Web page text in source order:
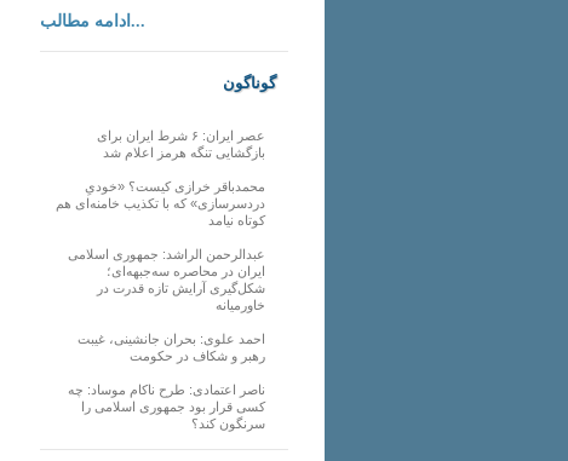
ادامه مطالب...
گوناگون
عصر ایران: ۶ شرط ایران برای
بازگشایی تنگه هرمز اعلام شد
محمدباقر خرازی کیست؟ «خودیِ
دردسرسازی» که با تکذیب خامنه‌ای هم
کوتاه نیامد
عبدالرحمن الراشد: جمهوری اسلامی
ایران در محاصره سه‌جبهه‌ای؛
شکل‌گیری آرایش تازه قدرت در
خاورمیانه
احمد علوی: بحران جانشینی، غیبت
رهبر و شکاف در حکومت
ناصر اعتمادی: طرح ناکام موساد: چه
کسی قرار بود جمهوری اسلامی را
سرنگون کند؟